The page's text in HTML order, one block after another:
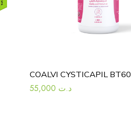
COALVI CYSTICAPIL BT60
د.ت